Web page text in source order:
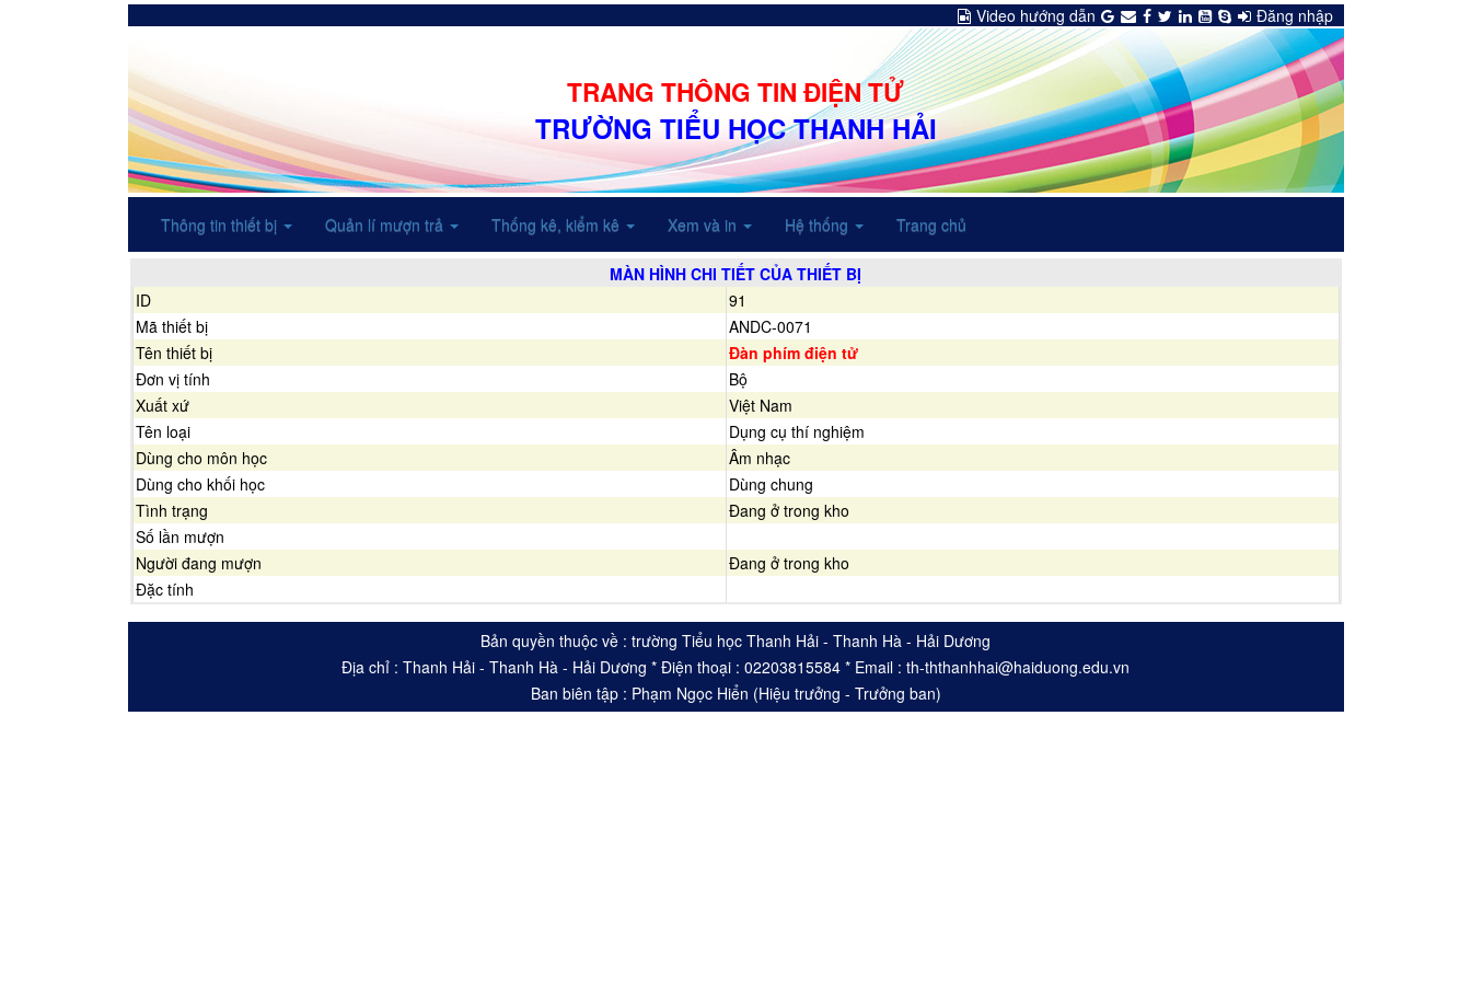
Video hướng dẫn Đăng nhập
TRANG THÔNG TIN ĐIỆN TỬ
TRƯỜNG TIỂU HỌC THANH HẢI
Thông tin thiết bị Quản lí mượn trả Thống kê, kiểm kê Xem và in Hệ thống Trang chủ
MÀN HÌNH CHI TIẾT CỦA THIẾT BỊ
ID
91
Mã thiết bị
ANDC-0071
Tên thiết bị
Đàn phím điện tử
Đơn vị tính
Bộ
Xuất xứ
Việt Nam
Tên loại
Dụng cụ thí nghiệm
Dùng cho môn học
Âm nhạc
Dùng cho khối học
Dùng chung
Tình trạng
Đang ở trong kho
Số lần mượn
Người đang mượn
Đang ở trong kho
Đặc tính
Bản quyền thuộc về : trường Tiểu học Thanh Hải - Thanh Hà - Hải Dương
Địa chỉ : Thanh Hải - Thanh Hà - Hải Dương * Điện thoại : 02203815584 * Email : th-ththanhhai@haiduong.edu.vn
Ban biên tập : Phạm Ngọc Hiển (Hiệu trưởng - Trưởng ban)